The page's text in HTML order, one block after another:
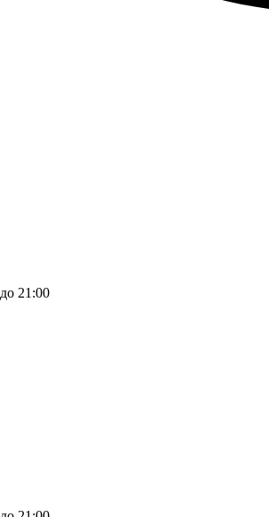
до 21:00